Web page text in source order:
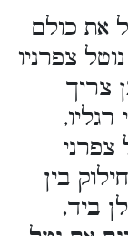
את כולם
צפרניו
צריך
רגליו,
צפרני
בין
ביד,